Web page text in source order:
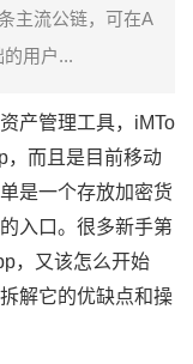
主流公链，可在A
用户...
产管理工具， iMTo
，而且是目前移动
是一个存放加密货
入口。很多新手第
，又该怎么开始
解它的优缺点和操